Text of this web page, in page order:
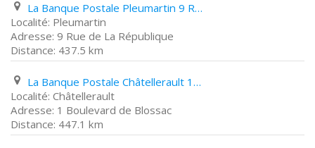
La Banque Postale Pleumartin 9 Rue de La République
Pleumartin
9 Rue de La République
437.5 km
La Banque Postale Châtellerault 1 Boulevard de Blossac
Châtellerault
1 Boulevard de Blossac
447.1 km